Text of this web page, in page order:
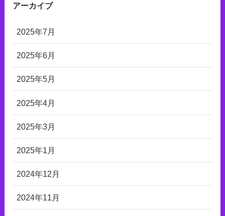
アーカイブ
2025年7月
2025年6月
2025年5月
2025年4月
2025年3月
2025年1月
2024年12月
2024年11月